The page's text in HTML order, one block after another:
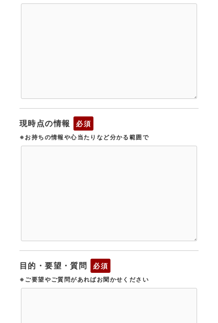
現時点の情報 必須
※お持ちの情報や心当たりなど分かる範囲で
目的・要望・質問 必須
※ご要望やご質問があればお聞かせください